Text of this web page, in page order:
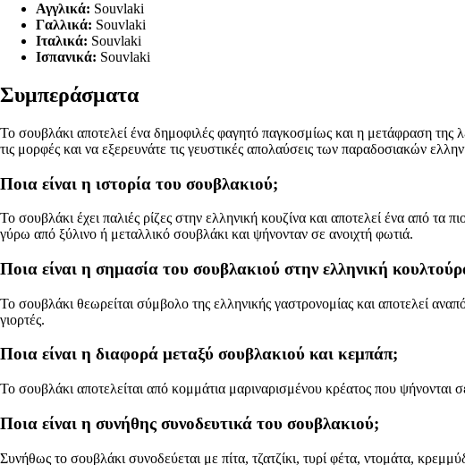
Αγγλικά: Souvlaki
Γαλλικά: Souvlaki
Ιταλικά: Souvlaki
Ισπανικά: Souvlaki
Συμπεράσματα
Το σουβλάκι αποτελεί ένα δημοφιλές φαγητό παγκοσμίως και η μετάφραση
τις μορφές και να εξερευνάτε τις γευστικές απολαύσεις των παραδοσιακών
Ποια είναι η ιστορία του σουβλακιού;
Το σουβλάκι έχει παλιές ρίζες στην ελληνική κουζίνα και αποτελεί ένα από
γύρω από ξύλινο ή μεταλλικό σουβλάκι και ψήνονταν σε ανοιχτή φωτιά.
Ποια είναι η σημασία του σουβλακιού στην ελληνική
Το σουβλάκι θεωρείται σύμβολο της ελληνικής γαστρονομίας και αποτελεί
γιορτές.
Ποια είναι η διαφορά μεταξύ σουβλακιού και κεμπάπ;
Το σουβλάκι αποτελείται από κομμάτια μαριναρισμένου κρέατος που
Ποια είναι η συνήθης συνοδευτικά του σουβλακιού;
Συνήθως το σουβλάκι συνοδεύεται με πίτα, τζατζίκι, τυρί φέτα, ντομάτα,